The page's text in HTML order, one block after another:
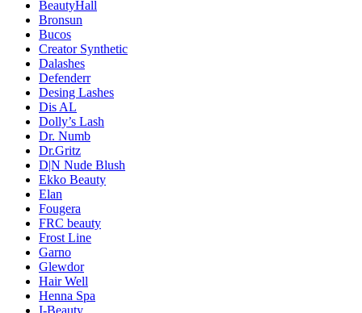
BeautyHall
Bronsun
Bucos
Creator Synthetic
Dalashes
Defenderr
Desing Lashes
Dis AL
Dolly’s Lash
Dr. Numb
Dr.Gritz
D|N Nude Blush
Ekko Beauty
Elan
Fougera
FRC beauty
Frost Line
Garno
Glewdor
Hair Well
Henna Spa
I-Beauty